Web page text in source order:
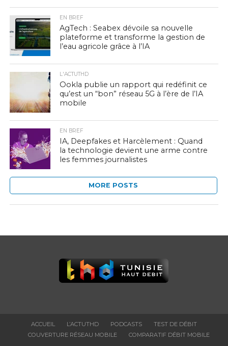
EN BREF
AgTech : Seabex dévoile sa nouvelle
plateforme et transforme la gestion de
l’eau agricole grâce à l’IA
L'ACTUTHD
Ookla publie un rapport qui redéfinit ce
qu’est un “bon” réseau 5G à l’ère de l’IA
mobile
EN BREF
IA, Deepfakes et Harcèlement : Quand
la technologie devient une arme contre
les femmes journalistes
MORE POSTS
ACCUEIL L’ACTUTHD PODCASTS
TEST DE DÉBIT
COUVERTURE RÉSEAU MOBILE
COMPARATIF DÉBIT MOBILE